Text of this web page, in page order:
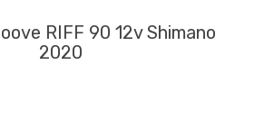
RIFF 90 12v Shimano
2020